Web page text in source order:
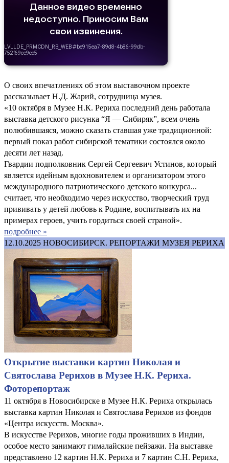
О своих впечатлениях об этом выставочном проекте
рассказывает Н.Д. Жарий, сотрудница музея.
«10 октября в Музее Н.К. Рериха последний день работала
выставка детского рисунка “Я — Сибиряк”, всем очень
полюбившаяся, можно сказать ставшая уже традиционной:
первый показ работ сибирской тематики состоялся около
десяти лет назад.
Гвардии подполковник Сергей Сергеевич Устинов, который
является идейным вдохновителем и организатором этого
международного патриотического детского конкурса...
считает, что необходимо через искусство, творческий труд
прививать у детей любовь к Родине, воспитывать их на
примерах героев, учить гордиться своей страной».
подробнее »
12.10.2025 НОВОСИБИРСК. РЕПОРТАЖИ МУЗЕЯ РЕРИХА
Открытие выставки картин Николая и
Святослава Рерихов в Музее Н.К. Рериха.
Фоторепортаж
11 октября в Новосибирске в Музее Н.К. Рериха открылась
выставка картин Николая и Святослава Рерихов из фондов
«Центра искусств. Москва».
В искусстве Рерихов, многие годы проживших в Индии,
особое место занимают гималайские пейзажи. На выставке
представлено 12 картин Н.К. Рериха и 7 картин С.Н. Рериха,